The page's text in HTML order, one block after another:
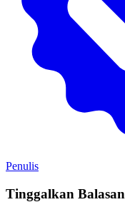
Penulis
Tinggalkan Balasan